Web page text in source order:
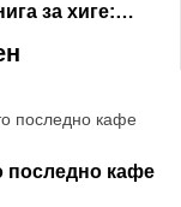
за хиге:
начин на
последно кафе